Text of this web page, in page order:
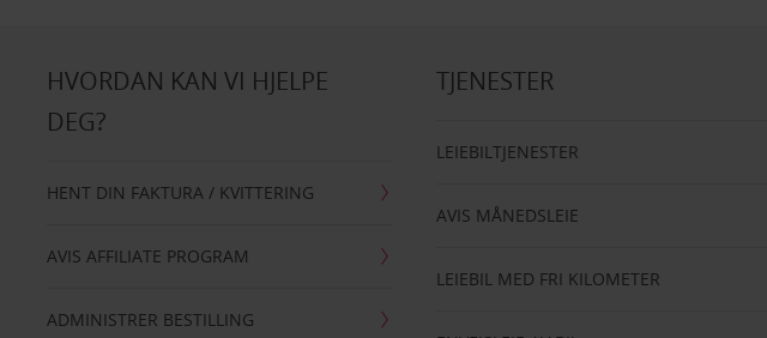
HVORDAN KAN VI HJELPE
DEG?
HENT DIN FAKTURA / KVITTERING
AVIS AFFILIATE PROGRAM
ADMINISTRER BESTILLING
TJENESTER
LEIEBILTJENESTER
AVIS MÅNEDSLEIE
LEIEBIL MED FRI KILOMETER